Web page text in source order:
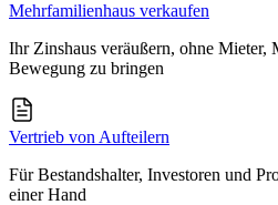
Mehrfamilienhaus verkaufen
Ihr Zinshaus veräußern, ohne
Bewegung zu bringen
Vertrieb von Aufteilern
Für Bestandshalter, Investoren und
einer Hand